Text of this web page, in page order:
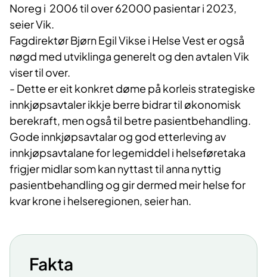
Noreg i 2006 til over 62000 pasientar i 2023,
seier Vik.
Fagdirektør Bjørn Egil Vikse i Helse Vest er også
nøgd med utviklinga generelt og den avtalen Vik
viser til over.
- Dette er eit konkret døme på korleis strategiske
innkjøpsavtaler ikkje berre bidrar til økonomisk
berekraft, men også til betre pasientbehandling.
Gode innkjøpsavtalar og god etterleving av
innkjøpsavtalane for legemiddel i helseføretaka
frigjer midlar som kan nyttast til anna nyttig
pasientbehandling og gir dermed meir helse for
kvar krone i helseregionen, seier han.
Fakta